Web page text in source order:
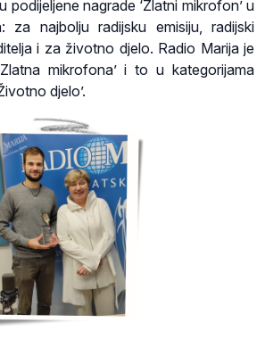
podijeljene nagrade ‘Zlatni mikrofon’ u
za najbolju radijsku emisiju, radijski
i za životno djelo. Radio Marija je
mikrofona’ i to u kategorijama
djelo’.